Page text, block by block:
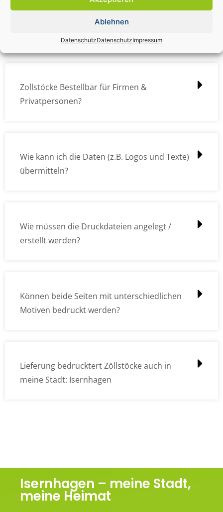
Ablehnen
DatenschutzDatenschutzImpressum
Zollstock Druckdatencheck / Profidatencheck
Zollstöcke Bestellbar für Firmen &
Privatpersonen?
Wie kann ich die Daten (z.B. Logos und Texte)
übermitteln?
Wie müssen die Druckdateien angelegt /
erstellt werden?
Können beide Seiten mit unterschiedlichen
Motiven bedruckt werden?
Lieferung bedrucktert Zöllstöcke auch in
meine Stadt: Isernhagen
Isernhagen – meine Stadt,
meine Heimat